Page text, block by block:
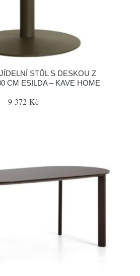
STŮL S DESKOU Z
CM ESILDA – KAVE HOME
9 372 Kč